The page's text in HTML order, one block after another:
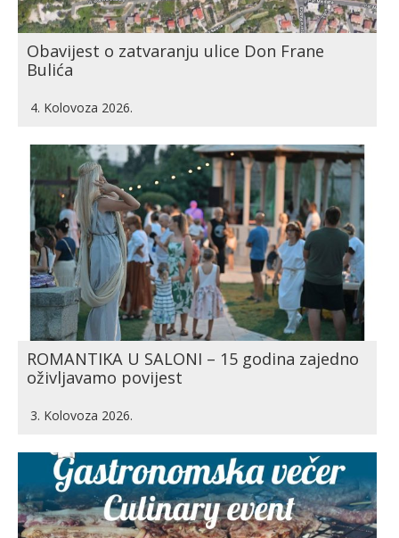
Obavijest o zatvaranju ulice Don Frane
Bulića
4. Kolovoza 2026.
ROMANTIKA U SALONI – 15 godina zajedno
oživljavamo povijest
3. Kolovoza 2026.